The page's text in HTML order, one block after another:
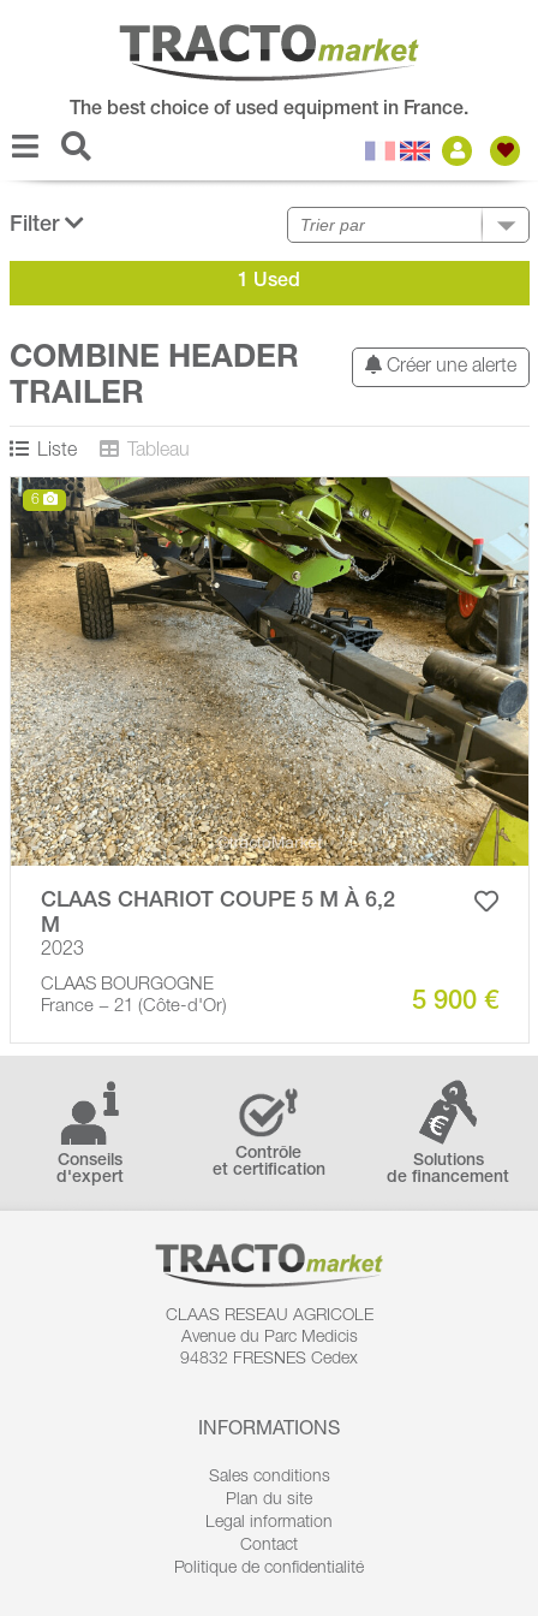
The best choice of used equipment in France.
Filter
1 Used
Créer une alerte
COMBINE HEADER
TRAILER
Liste Tableau
6
CLAAS CHARIOT COUPE 5 M À 6,2
M
2023
CLAAS BOURGOGNE
France − 21 (Côte-d'Or)
5 900 €
Conseils
d'expert
Contrôle
et certification
Solutions
de financement
CLAAS RESEAU AGRICOLE
Avenue du Parc Medicis
94832 FRESNES Cedex
INFORMATIONS
Sales conditions
Plan du site
Legal information
Contact
Politique de confidentialité